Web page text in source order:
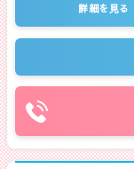
詳細を見る